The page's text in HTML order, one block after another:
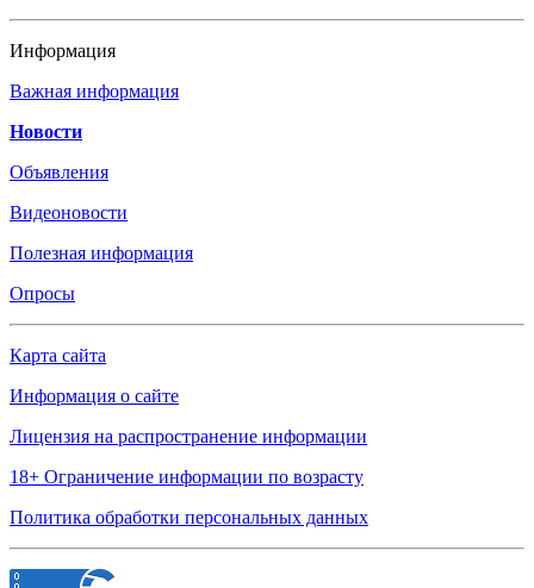
Информация
Важная информация
Новости
Объявления
Видеоновости
Полезная информация
Опросы
Карта сайта
Информация о сайте
Лицензия на распространение информации
18+ Ограничение информации по возрасту
Политика обработки персональных данных